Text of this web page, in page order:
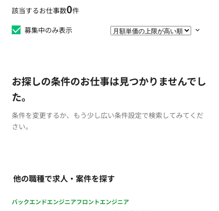
該当するお仕事数0件
募集中のみ表示
お探しの条件のお仕事は見つかりませんでし
た。
条件を変更するか、もう少し広い条件設定で検索してみてくだ
さい。
他の職種で求人・案件を探す
バックエンドエンジニアフロントエンジニア